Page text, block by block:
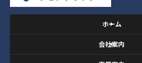
ホーム
会社案内